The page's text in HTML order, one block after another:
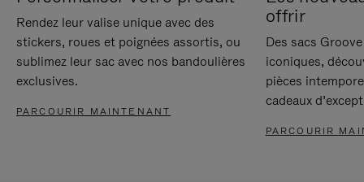
Rendez leur valise unique avec des
stickers, roues et poignées assortis, ou
sublimez leur sac avec nos bandoulières
exclusives.
PARCOURIR MAINTENANT
offrir
Des sacs
iconiques,
pièces
cadeaux
PARCOURIR